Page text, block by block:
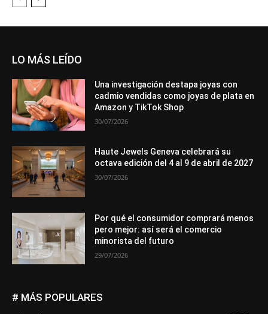
LO MÁS LEÍDO
Una investigación destapa joyas con
cadmio vendidas como joyas de plata en
Amazon y TikTok Shop
30/07/2026
Haute Jewels Geneva celebrará su
octava edición del 4 al 9 de abril de 2027
30/07/2026
Por qué el consumidor comprará menos
pero mejor: así será el comercio
minorista del futuro
29/07/2026
# MÁS POPULARES